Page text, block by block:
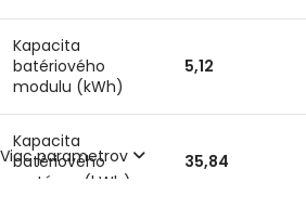
Kapacita
batériového
modulu (kWh)
5,12
Kapacita
batériového
systému (kWh)
35,84
Viac parametrov